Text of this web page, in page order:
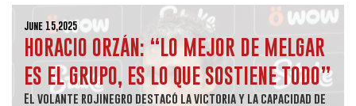
June 15,2025
HORACIO ORZÁN: “LO MEJOR DE MELGAR
ES EL GRUPO, ES LO QUE SOSTIENE TODO”
El volante rojinegro destacó la victoria y la capacidad de